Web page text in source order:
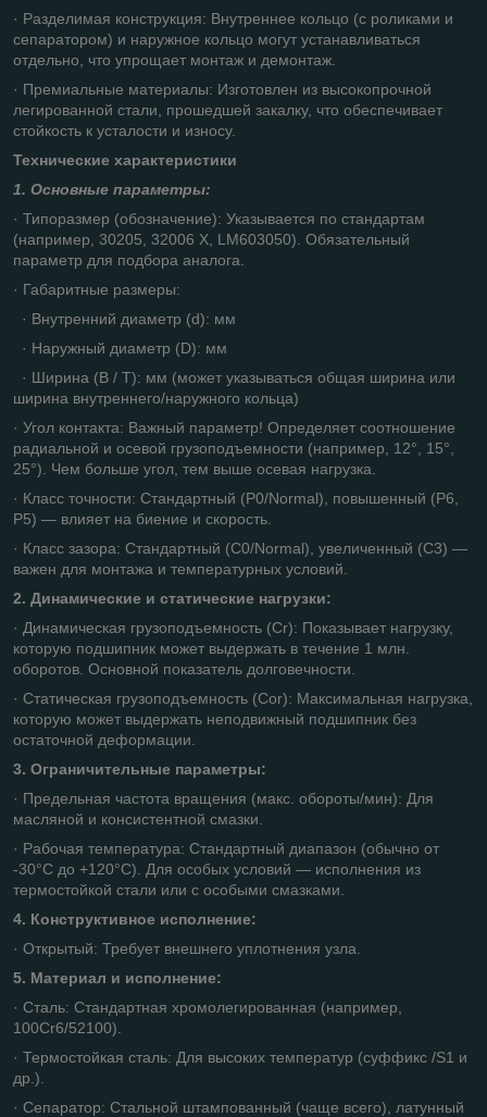
· Разделимая конструкция: Внутреннее кольцо (с роликами и
сепаратором) и наружное кольцо могут устанавливаться
отдельно, что упрощает монтаж и демонтаж.
· Премиальные материалы: Изготовлен из высокопрочной
легированной стали, прошедшей закалку, что обеспечивает
стойкость к усталости и износу.
Технические характеристики
1. Основные параметры:
· Типоразмер (обозначение): Указывается по стандартам
(например, 30205, 32006 X, LM603050). Обязательный
параметр для подбора аналога.
· Габаритные размеры:
· Внутренний диаметр (d): мм
· Наружный диаметр (D): мм
· Ширина (B / T): мм (может указываться общая ширина или
ширина внутреннего/наружного кольца)
· Угол контакта: Важный параметр! Определяет соотношение
радиальной и осевой грузоподъемности (например, 12°, 15°,
25°). Чем больше угол, тем выше осевая нагрузка.
· Класс точности: Стандартный (P0/Normal), повышенный (P6,
P5) — влияет на биение и скорость.
· Класс зазора: Стандартный (C0/Normal), увеличенный (C3) —
важен для монтажа и температурных условий.
2. Динамические и статические нагрузки:
· Динамическая грузоподъемность (Cr): Показывает нагрузку,
которую подшипник может выдержать в течение 1 млн.
оборотов. Основной показатель долговечности.
· Статическая грузоподъемность (Cor): Максимальная нагрузка,
которую может выдержать неподвижный подшипник без
остаточной деформации.
3. Ограничительные параметры:
· Предельная частота вращения (макс. обороты/мин): Для
масляной и консистентной смазки.
· Рабочая температура: Стандартный диапазон (обычно от
-30°C до +120°C). Для особых условий — исполнения из
термостойкой стали или с особыми смазками.
4. Конструктивное исполнение:
· Открытый: Требует внешнего уплотнения узла.
5. Материал и исполнение:
· Сталь: Стандартная хромолегированная (например,
100Cr6/52100).
· Термостойкая сталь: Для высоких температур (суффикс /S1 и
др.).
· Сепаратор: Стальной штампованный (чаще всего), латунный